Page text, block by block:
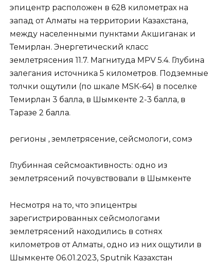
эпицентр расположен в 628 километрах на
запад от Алматы на территории Казахстана,
между населенными пунктами Акшиганак и
Темирлан. Энергетический класс
землетрясения 11.7. Магнитуда MPV 5.4. Глубина
залегания источника 5 километров. Подземные
толчки ощутили (по шкале МSК-64) в поселке
Темирлан 3 балла, в Шымкенте 2-3 балла, в
Таразе 2 балла.
регионы , землетрясение, сейсмологи, сомэ
Глубинная сейсмоактивность: одно из
землетрясений почувствовали в Шымкенте
Несмотря на то, что эпицентры
зарегистрированных сейсмологами
землетрясений находились в сотнях
километров от Алматы, одно из них ощутили в
Шымкенте 06.01.2023, Sputnik Казахстан